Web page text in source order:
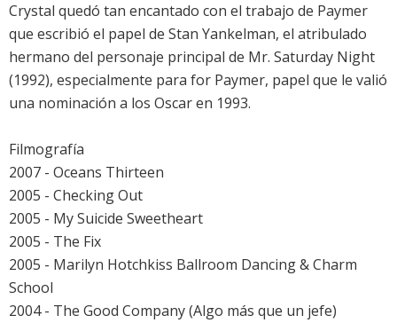
Crystal quedó tan encantado con el trabajo de Paymer
que escribió el papel de Stan Yankelman, el atribulado
hermano del personaje principal de Mr. Saturday Night
(1992), especialmente para for Paymer, papel que le valió
una nominación a los Oscar en 1993.
Filmografía
2007 - Oceans Thirteen
2005 - Checking Out
2005 - My Suicide Sweetheart
2005 - The Fix
2005 - Marilyn Hotchkiss Ballroom Dancing & Charm
School
2004 - The Good Company (Algo más que un jefe)